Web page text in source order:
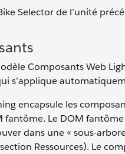
Selector de l’unité
Composants Web
s’applique
encapsule les
fantôme. Le DOM
dans une « sous-
Ressources). Le